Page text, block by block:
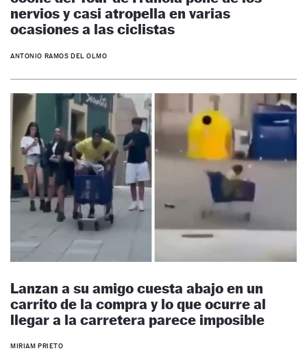
nervios y casi atropella en varias
ocasiones a las ciclistas
ANTONIO RAMOS DEL OLMO
Lanzan a su amigo cuesta abajo en un
carrito de la compra y lo que ocurre al
llegar a la carretera parece imposible
MIRIAM PRIETO